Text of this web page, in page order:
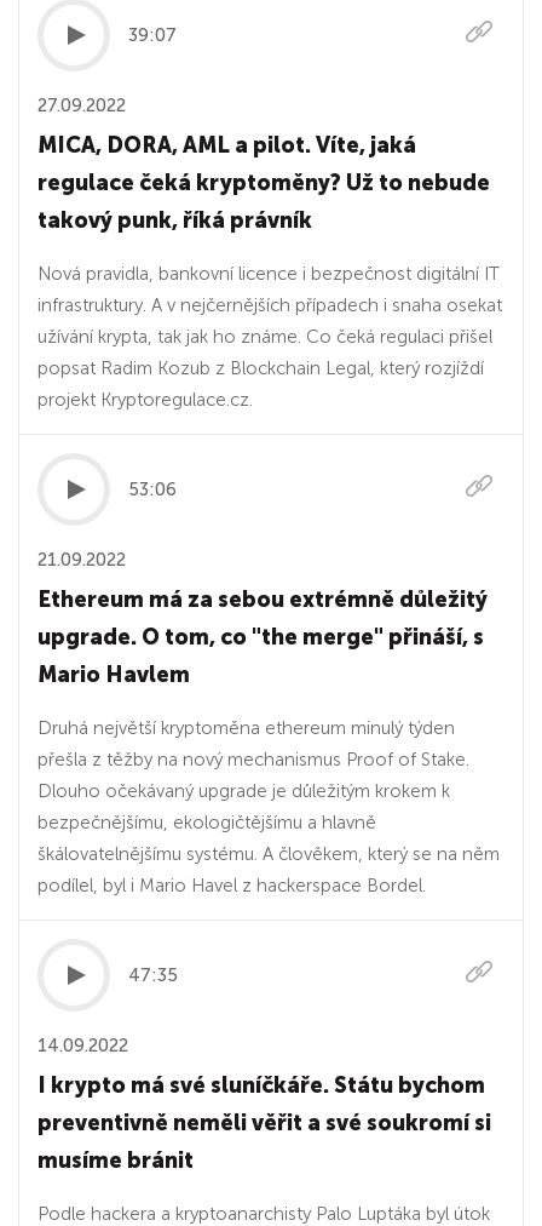
39:07
27.09.2022
MICA, DORA, AML a pilot. Víte, jaká
regulace čeká kryptoměny? Už to nebude
takový punk, říká právník
Nová pravidla, bankovní licence i bezpečnost digitální IT
infrastruktury. A v nejčernějších případech i snaha osekat
užívání krypta, tak jak ho známe. Co čeká regulaci přišel
popsat Radim Kozub z Blockchain Legal, který rozjíždí
projekt Kryptoregulace.cz.
53:06
21.09.2022
Ethereum má za sebou extrémně důležitý
upgrade. O tom, co "the merge" přináší, s
Mario Havlem
Druhá největší kryptoměna ethereum minulý týden
přešla z těžby na nový mechanismus Proof of Stake.
Dlouho očekávaný upgrade je důležitým krokem k
bezpečnějšímu, ekologičtějšímu a hlavně
škálovatelnějšímu systému. A člověkem, který se na něm
podílel, byl i Mario Havel z hackerspace Bordel.
47:35
14.09.2022
I krypto má své sluníčkáře. Státu bychom
preventivně neměli věřit a své soukromí si
musíme bránit
Podle hackera a kryptoanarchisty Palo Luptáka byl útok